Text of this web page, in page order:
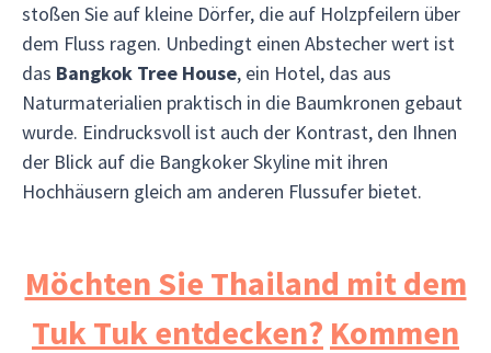
stoßen Sie auf kleine Dörfer, die auf Holzpfeilern über
dem Fluss ragen. Unbedingt einen Abstecher wert ist
das Bangkok Tree House, ein Hotel, das aus
Naturmaterialien praktisch in die Baumkronen gebaut
wurde. Eindrucksvoll ist auch der Kontrast, den Ihnen
der Blick auf die Bangkoker Skyline mit ihren
Hochhäusern gleich am anderen Flussufer bietet.
Möchten Sie Thailand mit dem
Tuk Tuk entdecken? Kommen